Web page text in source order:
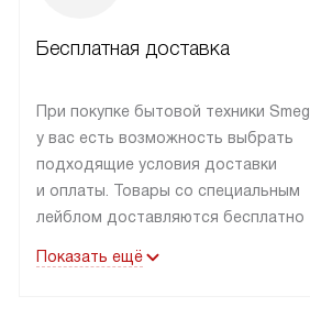
Бесплатная доставка
При покупке бытовой техники Smeg
у вас есть возможность выбрать
подходящие условия доставки
и оплаты. Товары со специальным
лейблом доставляются бесплатно
до подъезда. Доставка за пределы
Показать ещё